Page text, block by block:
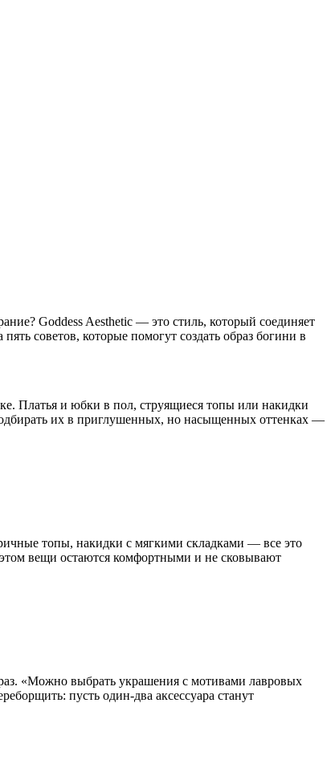
Goddess Aesthetic — это стиль, который соединяет
советов, которые помогут создать образ богини в
Платья и юбки в пол, струящиеся топы или накидки
их в приглушенных, но насыщенных оттенках —
топы, накидки с мягкими складками — все это
вещи остаются комфортными и не сковывают
«Можно выбрать украшения с мотивами лавровых
пусть один-два аксессуара станут